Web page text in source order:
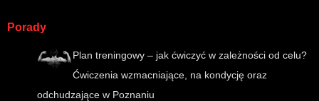
Porady
Plan treningowy – jak ćwiczyć w zależności od celu?
Ćwiczenia wzmacniające, na kondycję oraz
odchudzające w Poznaniu